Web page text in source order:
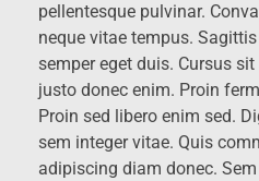
pellentesque pulvinar.
neque vitae tempus.
semper eget duis. Cursus
justo donec enim. Proin
Proin sed libero enim sed.
sem integer vitae. Quis
adipiscing diam donec.